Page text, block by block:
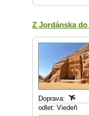
Z Jordánska
Doprava:
odlet: Viedeň